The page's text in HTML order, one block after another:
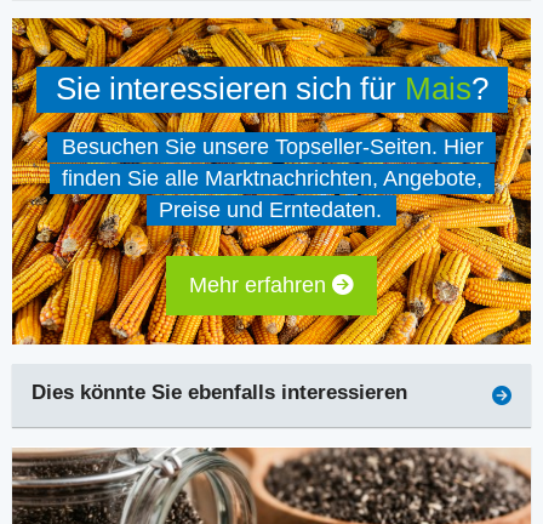
Sie interessieren sich für Mais?
Besuchen Sie unsere Topseller-Seiten. Hier
finden Sie alle Marktnachrichten, Angebote,
Preise und Erntedaten.
Mehr erfahren
Dies könnte Sie ebenfalls interessieren